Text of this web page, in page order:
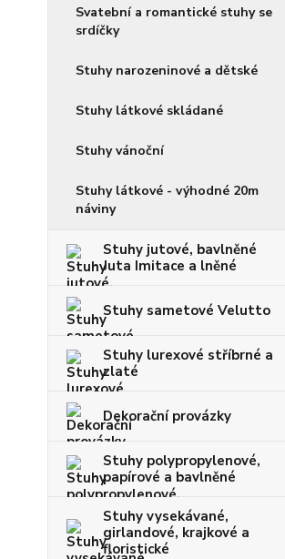
Svatební a romantické stuhy se
srdíčky
Stuhy narozeninové a dětské
Stuhy látkové skládané
Stuhy vánoční
Stuhy látkové - výhodné 20m
náviny
Stuhy jutové, bavlněné
Juta Imitace a lněné
Stuhy sametové Velutto
Stuhy lurexové stříbrné a
zlaté
Dekorační provázky
Stuhy polypropylenové,
papírové a bavlněné
Stuhy vysekávané,
girlandové, krajkové a
floristické